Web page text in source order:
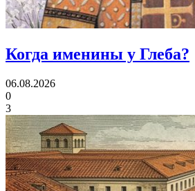
Когда именины у Глеба?
06.08.2026
0
3